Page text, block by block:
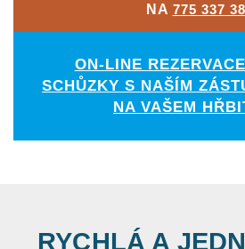
NA 775 337
ON-LINE
SCHŮZKY S NAŠÍM
NA VAŠEM
RYCHLÁ A